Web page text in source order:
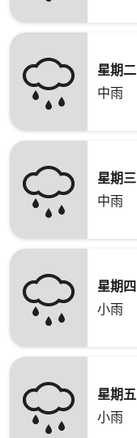
星期二
中雨
星期三
中雨
星期四
小雨
星期五
小雨